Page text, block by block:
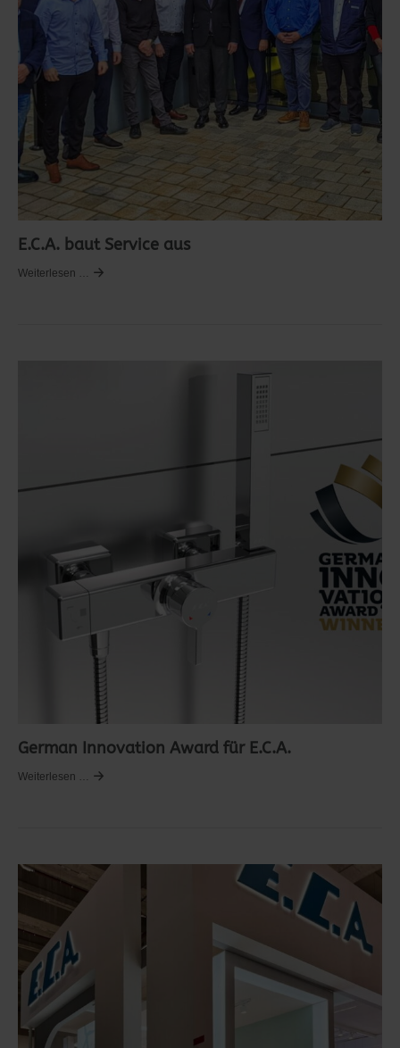
E.C.A. baut Service aus
Weiterlesen …
German Innovation Award für E.C.A.
Weiterlesen …